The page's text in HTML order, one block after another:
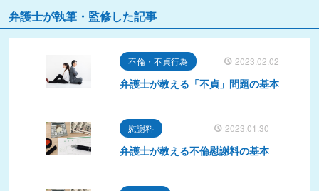
弁護士が執筆・監修した記事
不倫・不貞行為 2023.02.02
弁護士が教える「不貞」問題の基本
慰謝料 2023.01.30
弁護士が教える不倫慰謝料の基本